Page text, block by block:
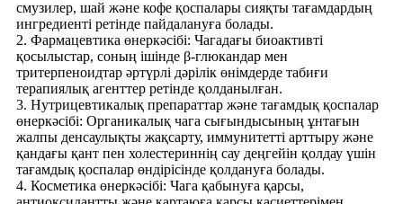
смузилер, шай және кофе қоспалары сияқты тағамдардың
ингредиенті ретінде пайдалануға болады.
2. Фармацевтика өнеркәсібі: Чагадағы биоактивті
қосылыстар, соның ішінде β-глюкандар мен
тритерпеноидтар әртүрлі дәрілік өнімдерде табиғи
терапиялық агенттер ретінде қолданылған.
3. Нутрицевтикалық препараттар және тағамдық қоспалар
өнеркәсібі: Органикалық чага сығындысының ұнтағын
жалпы денсаулықты жақсарту, иммунитетті арттыру және
қандағы қант пен холестериннің сау деңгейін қолдау үшін
тағамдық қоспалар өндірісінде қолдануға болады.
4. Косметика өнеркәсібі: Чага қабынуға қарсы,